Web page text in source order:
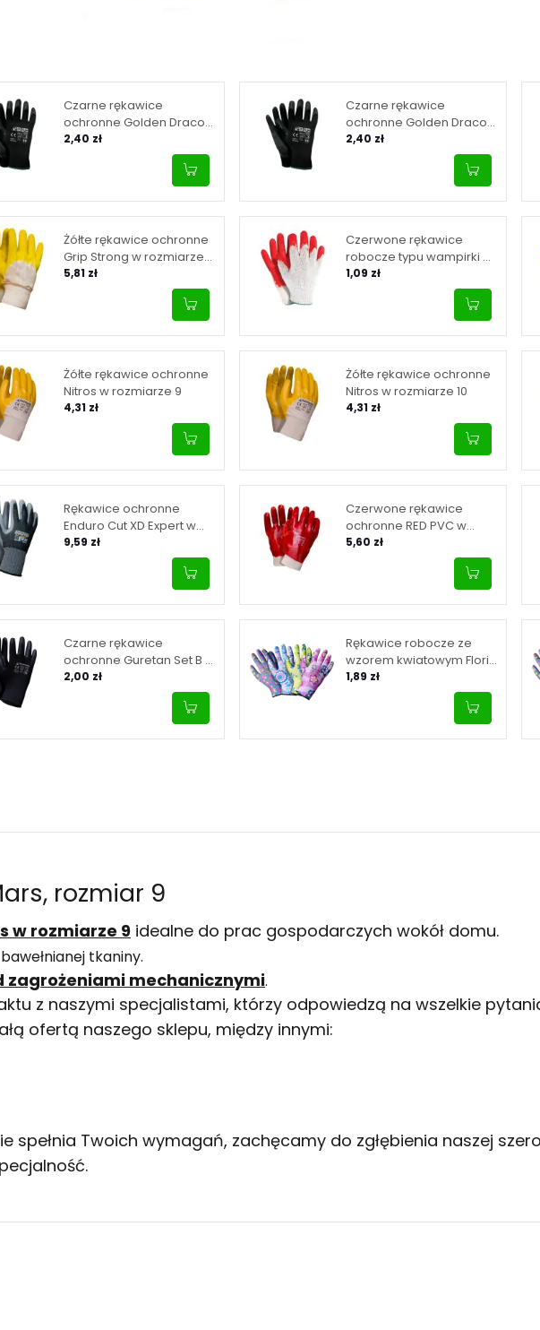
Czarne rękawice
ochronne Golden Draco
Set B w rozmiarze 9
2,40 zł
Czarne rękawice
ochronne Golden Draco
Set B w rozmiarze 10
2,40 zł
Żółte rękawice ochronne
Grip Strong w rozmiarze
10
5,81 zł
Czerwone rękawice
robocze typu wampirki w
rozmiarze 10
1,09 zł
Żółte rękawice ochronne
Nitros w rozmiarze 9
4,31 zł
Żółte rękawice ochronne
Nitros w rozmiarze 10
4,31 zł
Rękawice ochronne
Enduro Cut XD Expert w
rozmiarze 10
9,59 zł
Czerwone rękawice
ochronne RED PVC w
rozmiarze 10
5,60 zł
Czarne rękawice
ochronne Guretan Set B w
rozmiarze 10
2,00 zł
Rękawice robocze ze
wzorem kwiatowym Floris
– w rozmiarze 7
1,89 zł
rozmiar 9
w rozmiarze 9 idealne do prac gospodarczych wokół domu.
tkaniny.
zagrożeniami mechanicznymi.
z naszymi specjalistami, którzy odpowiedzą na wszelkie
ofertą naszego sklepu, między innymi:
spełnia Twoich wymagań, zachęcamy do zgłębienia naszej